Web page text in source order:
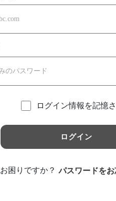
ログイン情報を記憶
ログイン
お困りですか？ パスワードを